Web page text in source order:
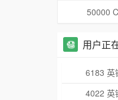
50000
用户正
6183 英
4022 英